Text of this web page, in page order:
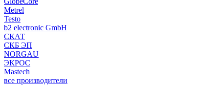
Metrel
Testo
b2 electronic GmbH
СКАТ
СКБ ЭП
NORGAU
ЭКРОС
Mastech
все производители